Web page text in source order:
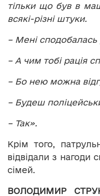
тільки що був в
всякі-різні штуки.
– Мені сподобалась
– А чим тобі рація
– Бо нею можна
– Будеш
– Так».
Крім того,
відвідали з нагоди
сімей.
ВОЛОДИМИР